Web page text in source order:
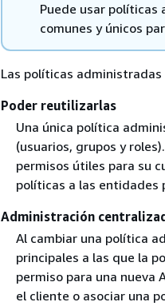
Puede usar
comunes y únicos
Las políticas
Poder reutilizarlas
Una única política
(usuarios, grupos y
permisos útiles para su
políticas a las entidades
Administración
Al cambiar una política
principales a las que la
permiso para una nueva
el cliente o asociar una